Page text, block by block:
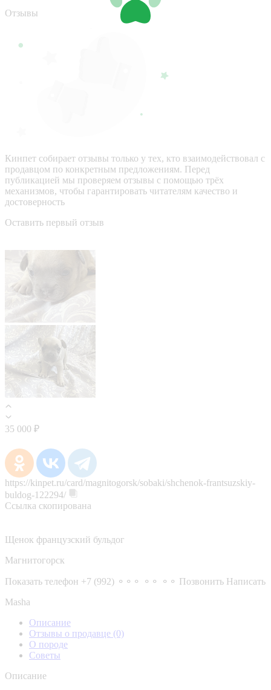
Отзывы
Кинпет собирает отзывы только у тех, кто взаимодействовал с
продавцом по конкретным предложениям. Перед
публикацией мы проверяем отзывы с помощью трёх
механизмов, чтобы гарантировать читателям качество и
достоверность
Оставить первый отзыв
35 000 ₽
https://kinpet.ru/card/magnitogorsk/sobaki/shchenok-frantsuzskiy-
buldog-122294/
Ссылка скопирована
Щенок французский бульдог
Магнитогорск
Показать телефон +7 (992) ⚬⚬⚬ ⚬⚬ ⚬⚬ Позвонить Написать
Masha
Описание
Отзывы о продавце (0)
О породе
Советы
Описание